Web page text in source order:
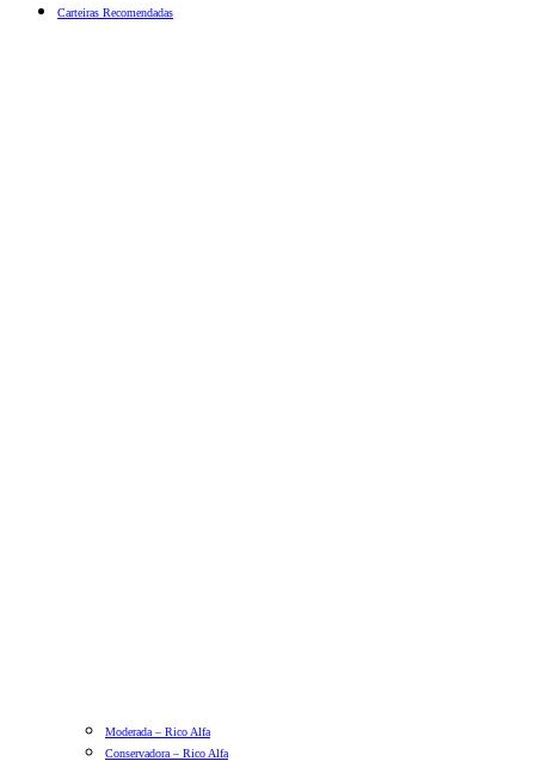
Carteiras Recomendadas
Moderada – Rico Alfa
Conservadora – Rico Alfa